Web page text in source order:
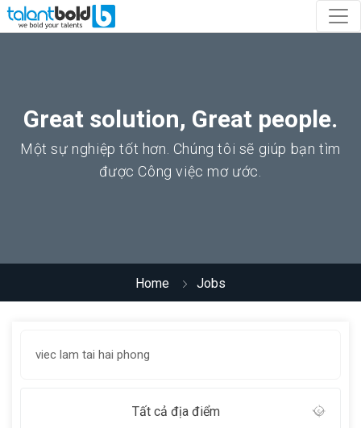
Great solution, Great people.
Một sự nghiệp tốt hơn. Chúng tôi sẽ giúp bạn tìm
được Công việc mơ ước.
Home Jobs
Tất cả địa điểm